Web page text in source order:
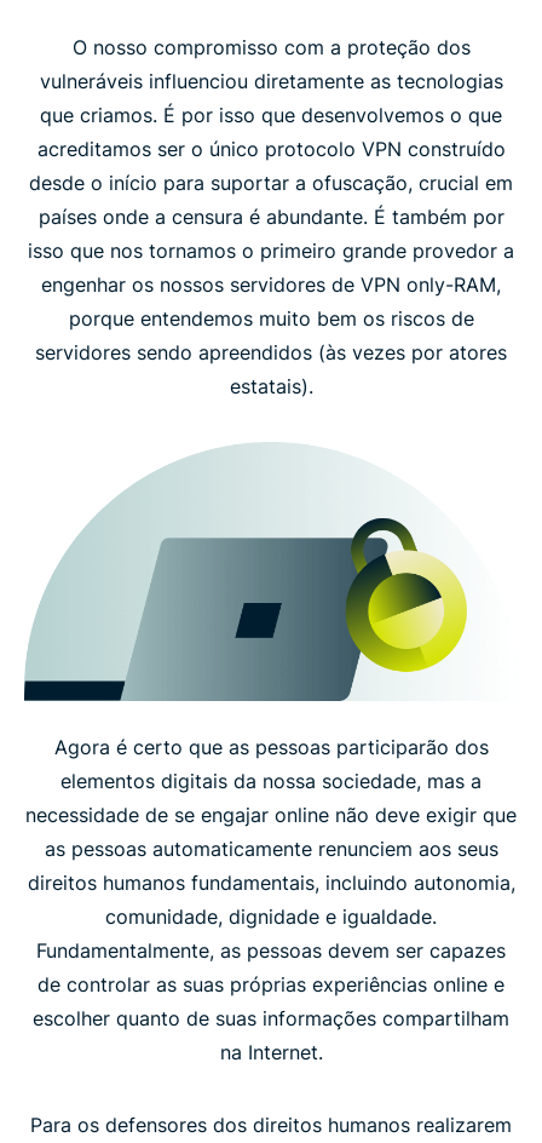
O nosso compromisso com a proteção dos
vulneráveis influenciou diretamente as tecnologias
que criamos. É por isso que desenvolvemos o que
acreditamos ser o único protocolo VPN construído
desde o início para suportar a ofuscação, crucial em
países onde a censura é abundante. É também por
isso que nos tornamos o primeiro grande provedor a
engenhar os nossos servidores de VPN only-RAM,
porque entendemos muito bem os riscos de
servidores sendo apreendidos (às vezes por atores
estatais).
Agora é certo que as pessoas participarão dos
elementos digitais da nossa sociedade, mas a
necessidade de se engajar online não deve exigir que
as pessoas automaticamente renunciem aos seus
direitos humanos fundamentais, incluindo autonomia,
comunidade, dignidade e igualdade.
Fundamentalmente, as pessoas devem ser capazes
de controlar as suas próprias experiências online e
escolher quanto de suas informações compartilham
na Internet.
Para os defensores dos direitos humanos realizarem